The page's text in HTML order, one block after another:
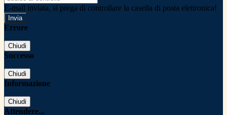
E-mail inviata, si prega di controllare la casella di posta elettronica!
Errore
Chiudi
Successo
Chiudi
Informazione
Chiudi
Attendere...